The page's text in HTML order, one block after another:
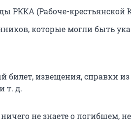
РККА (Рабоче-крестьянской
которые могли быть
билет, извещения, справки
т. д.
не знаете о погибшем,